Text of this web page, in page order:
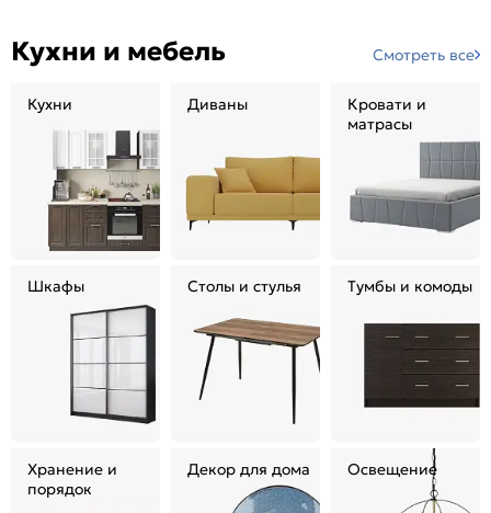
Кухни и мебель Смотреть все
Кухни Диваны
Кровати и
матрасы
Шкафы Столы и стулья Тумбы и комоды
Хранение и
порядок
Декор для дома Освещение